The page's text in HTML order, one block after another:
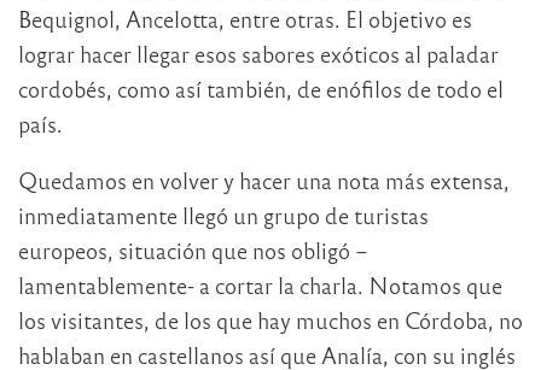
Bequignol, Ancelotta, entre otras. El objetivo es
lograr hacer llegar esos sabores exóticos al paladar
cordobés, como así también, de enófilos de todo el
país.
Quedamos en volver y hacer una nota más extensa,
inmediatamente llegó un grupo de turistas
europeos, situación que nos obligó –
lamentablemente- a cortar la charla. Notamos que
los visitantes, de los que hay muchos en Córdoba, no
hablaban en castellanos así que Analía, con su inglés